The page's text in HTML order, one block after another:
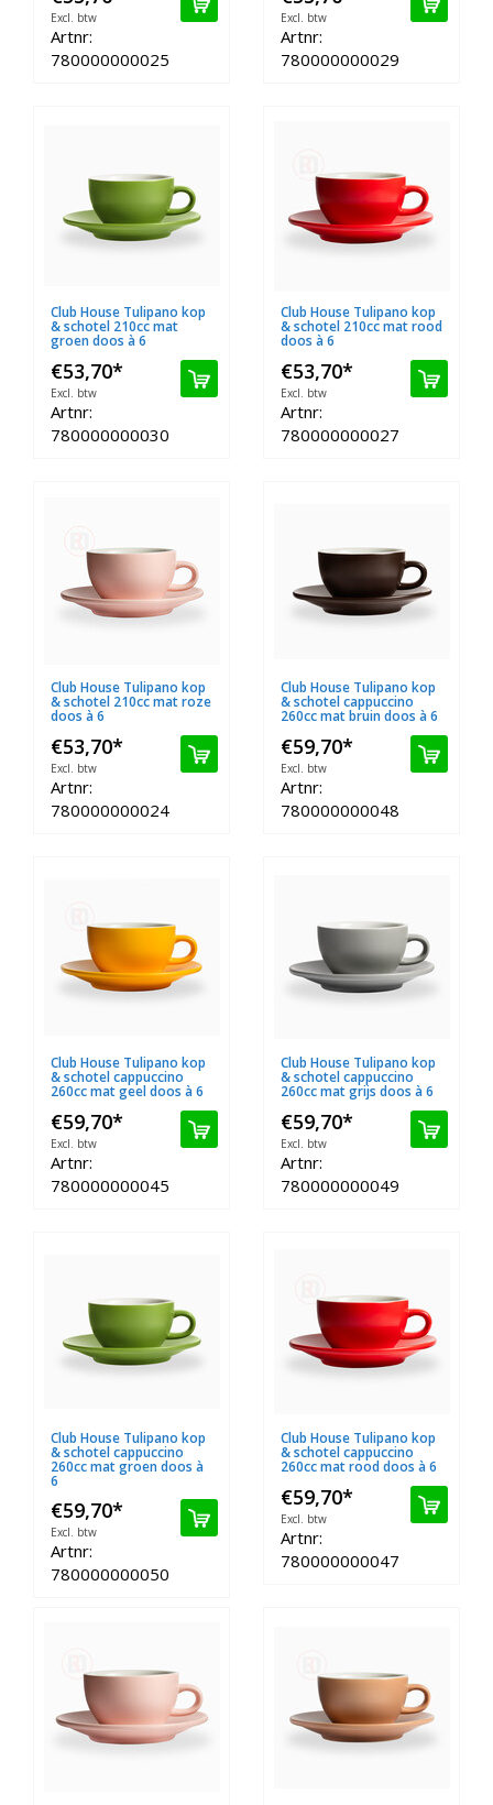
Excl. btw
Artnr:
780000000025
Excl. btw
Artnr:
780000000029
Club House Tulipano kop
& schotel 210cc mat
groen doos à 6
€53,70*
Excl. btw
Artnr:
780000000030
Club House Tulipano kop
& schotel 210cc mat rood
doos à 6
€53,70*
Excl. btw
Artnr:
780000000027
Club House Tulipano kop
& schotel 210cc mat roze
doos à 6
€53,70*
Excl. btw
Artnr:
780000000024
Club House Tulipano kop
& schotel cappuccino
260cc mat bruin doos à 6
€59,70*
Excl. btw
Artnr:
780000000048
Club House Tulipano kop
& schotel cappuccino
260cc mat geel doos à 6
€59,70*
Excl. btw
Artnr:
780000000045
Club House Tulipano kop
& schotel cappuccino
260cc mat grijs doos à 6
€59,70*
Excl. btw
Artnr:
780000000049
Club House Tulipano kop
& schotel cappuccino
260cc mat groen doos à
6
€59,70*
Excl. btw
Artnr:
780000000050
Club House Tulipano kop
& schotel cappuccino
260cc mat rood doos à 6
€59,70*
Excl. btw
Artnr:
780000000047